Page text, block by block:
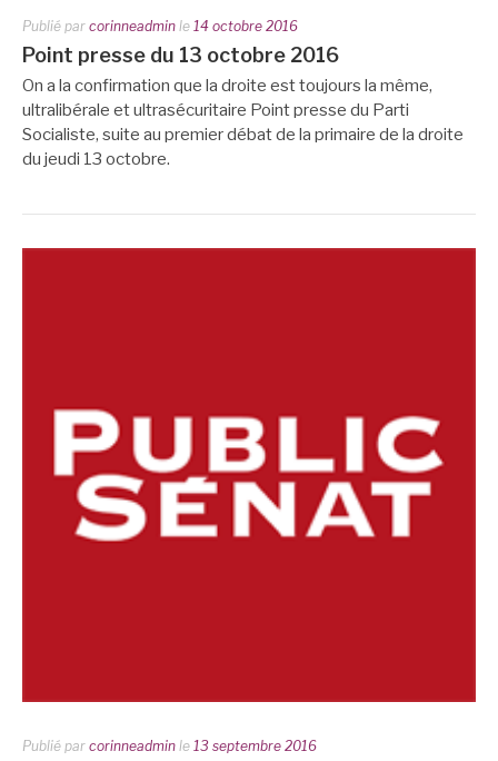
Publié par corinneadmin le 14 octobre 2016
Point presse du 13 octobre 2016
On a la confirmation que la droite est toujours la même,
ultralibérale et ultrasécuritaire Point presse du Parti
Socialiste, suite au premier débat de la primaire de la droite
du jeudi 13 octobre.
Publié par corinneadmin le 13 septembre 2016